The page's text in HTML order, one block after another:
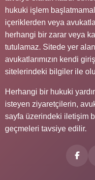
hukuki işlem
içeriklerden veya
herhangi bir zarar veya
tutulamaz. Sitede yer
avukatlarımızın kendi
sitelerindeki bilgiler ile
Herhangi bir hukuki
isteyen ziyaretçilerin,
sayfa üzerindeki iletişim
geçmeleri tavsiye edilir.